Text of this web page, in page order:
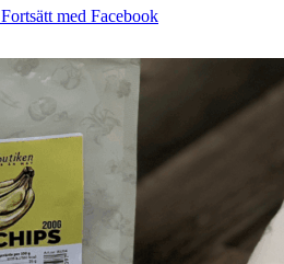
Fortsätt med Facebook